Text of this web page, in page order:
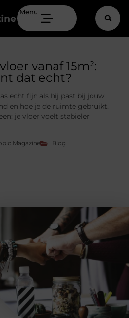
Menu
vanaf 15m²:
dat echt?
echt fijn als hij past bij jouw
en hoe je de ruimte gebruikt.
je vloer voelt stabieler
Magazine Blog